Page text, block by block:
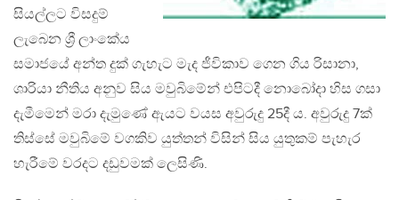
සියල්ලට විසදුම්
ලැබෙන ශ්‍රී ලාංකේය
සමාජයේ අන්ත දුක් ගැහැට මැද ජීවිකාව ගෙන ගිය රිසානා,
ශාරියා නීතිය අනුව සිය මවුබිමේන් එපිටදී නොබෝදා හිස ගසා
දැමීමෙන් මරා දැමුණේ ඇයට වයස අවුරුදු 25දී ය. අවුරුදු 7ක්
තිස්සේ මවුබිමේ වගකිව යුත්තන් විසින් සිය යුතුකම් පැහැර
හැරීමේ වරදට දඩුවමක් ලෙසිණි.